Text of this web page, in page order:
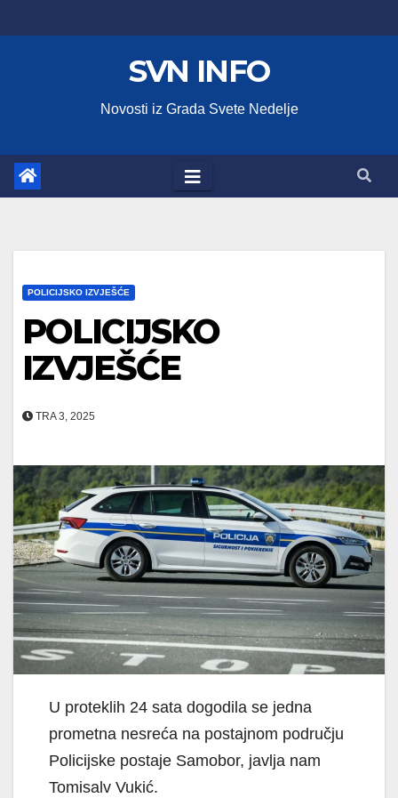
to
SVN INFO
Novosti iz Grada Svete Nedelje
POLICIJSKO IZVJEŠĆE
POLICIJSKO
IZVJEŠĆE
TRA 3, 2025
U proteklih 24 sata dogodila se jedna
prometna nesreća na postajnom području
Policijske postaje Samobor, javlja nam
Tomisalv Vukić.